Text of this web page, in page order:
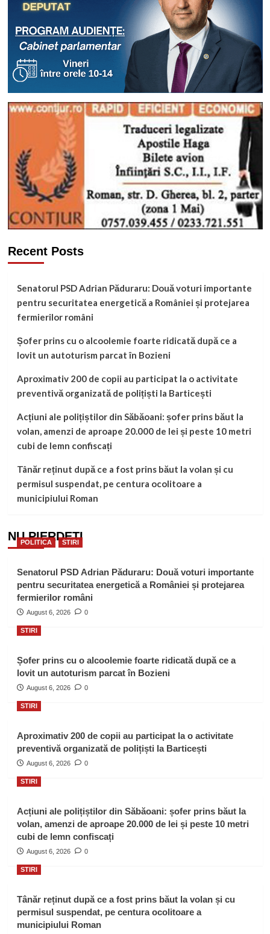
Recent Posts
Senatorul PSD Adrian Păduraru: Două voturi importante
pentru securitatea energetică a României și protejarea
fermierilor români
Șofer prins cu o alcoolemie foarte ridicată după ce a
lovit un autoturism parcat în Bozieni
Aproximativ 200 de copii au participat la o activitate
preventivă organizată de polițiști la Barticești
Acțiuni ale polițiștilor din Săbăoani: șofer prins băut la
volan, amenzi de aproape 20.000 de lei și peste 10 metri
cubi de lemn confiscați
Tânăr reținut după ce a fost prins băut la volan și cu
permisul suspendat, pe centura ocolitoare a
municipiului Roman
NU PIERDEȚI
POLITICA STIRI
Senatorul PSD Adrian Păduraru: Două voturi importante
pentru securitatea energetică a României și protejarea
fermierilor români
August 6, 2026 0
STIRI
Șofer prins cu o alcoolemie foarte ridicată după ce a
lovit un autoturism parcat în Bozieni
August 6, 2026 0
STIRI
Aproximativ 200 de copii au participat la o activitate
preventivă organizată de polițiști la Barticești
August 6, 2026 0
STIRI
Acțiuni ale polițiștilor din Săbăoani: șofer prins băut la
volan, amenzi de aproape 20.000 de lei și peste 10 metri
cubi de lemn confiscați
August 6, 2026 0
STIRI
Tânăr reținut după ce a fost prins băut la volan și cu
permisul suspendat, pe centura ocolitoare a
municipiului Roman